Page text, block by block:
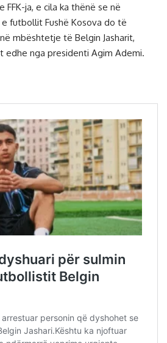
FFK-ja, e cila ka thënë se në
futbollit Fushë Kosova do të
mbështetje të Belgin Jasharit,
edhe nga presidenti Agim Ademi.